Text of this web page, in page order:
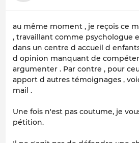
au même moment , je reçois ce
, travaillant comme psychologue
dans un centre d accueil d
d opinion manquant de
argumenter . Par contre , pour
apport d autres témoignages ,
mail .
Une fois n'est pas coutume, je
pétition.